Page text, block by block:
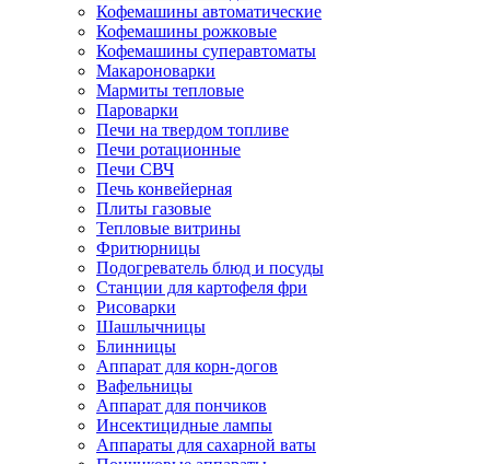
Кофемашины автоматические
Кофемашины рожковые
Кофемашины суперавтоматы
Макароноварки
Мармиты тепловые
Пароварки
Печи на твердом топливе
Печи ротационные
Печи СВЧ
Печь конвейерная
Плиты газовые
Тепловые витрины
Фритюрницы
Подогреватель блюд и посуды
Станции для картофеля фри
Рисоварки
Шашлычницы
Блинницы
Аппарат для корн-догов
Вафельницы
Аппарат для пончиков
Инсектицидные лампы
Аппараты для сахарной ваты